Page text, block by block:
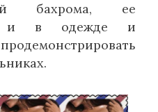
бахрома, ее
и в одежде и